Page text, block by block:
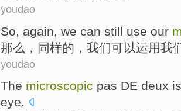
youdao
So again we can still use our
那么 ， 同样的， 我们可以运用我
youdao
The microscopic pas DE deux
eye.